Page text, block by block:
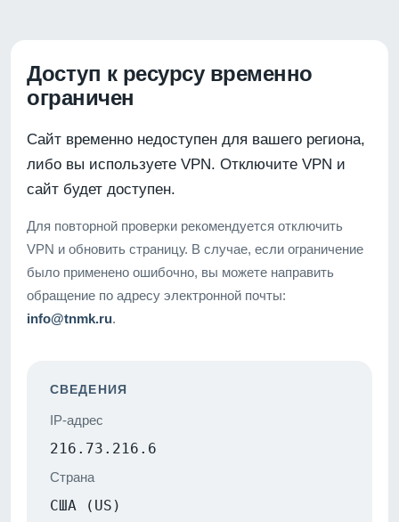
Доступ к ресурсу временно
ограничен
Сайт временно недоступен для вашего региона,
либо вы используете VPN. Отключите VPN и
сайт будет доступен.
Для повторной проверки рекомендуется отключить
VPN и обновить страницу. В случае, если ограничение
было применено ошибочно, вы можете направить
обращение по адресу электронной почты:
info@tnmk.ru.
СВЕДЕНИЯ
IP-адрес
216.73.216.6
Страна
США (US)